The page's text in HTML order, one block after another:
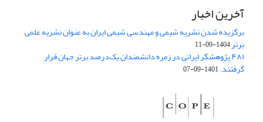
آخرین اخبار
برگزیده شدن نشریه شیمی و مهندسی شیمی ایران به عنوان نشریه علمی
برتر1404-09-11
۴۸۱ پژوهشگر ایرانی در زمره دانشمندان یک‌درصد برتر جهان قرار
گرفتند.1401-09-07